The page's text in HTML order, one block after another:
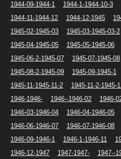
1944-09-1944-1
1944-1-1944-10-3
1944-11-1944-12
1944-12-1945
1945-02-1945-03
1945-03-1945-03-2
1945-04-1945-05
1945-05-1945-06
1945-06-2-1945-07
1945-07-1945-08
1945-08-2-1945-09
1945-09-1945-1
1945-11-1945-11-2
1945-11-2-1945-
1946-1946-
1946--1946-02
1946-
1946-03-1946-04
1946-04-1946-05
1946-06-1946-07
1946-07-1946-08
1946-09-1946-1
1946-1-1946-11
1946-12-1947
1947-1947-
1947--